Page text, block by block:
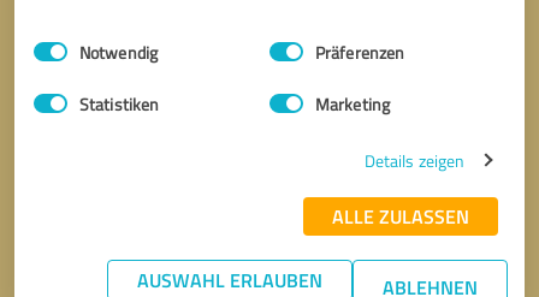
Impressum Datenschutzbestimmungen
Einwilligungsauswahl
Notwendig Präferenzen
Statistiken Marketing
Details zeigen
ALLE ZULASSEN
AUSWAHL ERLAUBEN ABLEHNEN
* Erforderliche Angaben
Nachricht senden